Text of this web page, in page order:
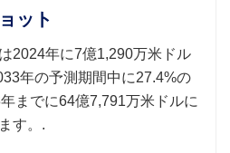
ット
2024年に7億1,290万米ドル
年の予測期間中に27.4%の
までに64億7,791万米ドルに
す。.